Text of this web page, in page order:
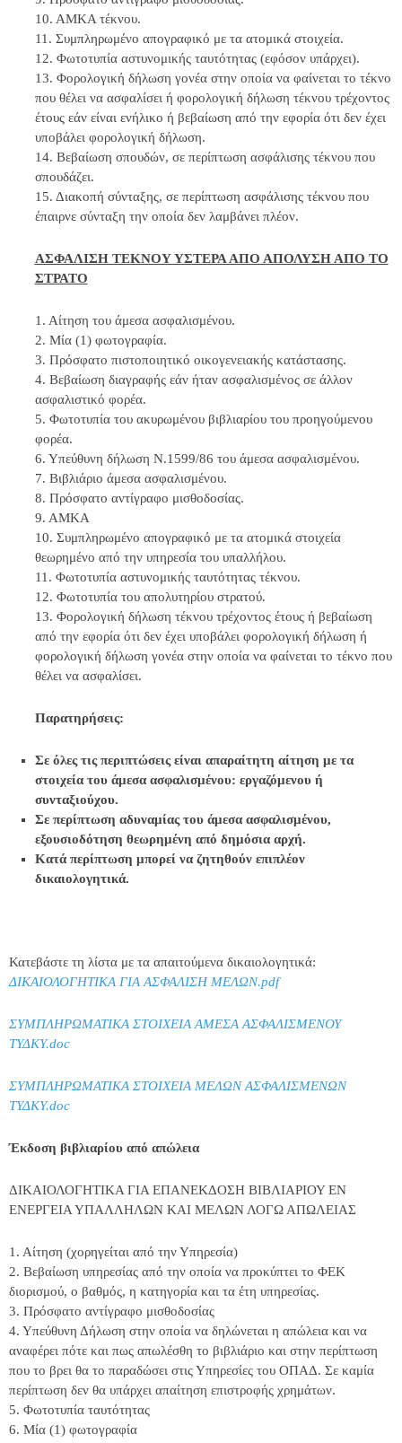
10. ΑΜΚΑ τέκνου.
11. Συμπληρωμένο απογραφικό με τα ατομικά στοιχεία.
12. Φωτοτυπία αστυνομικής ταυτότητας (εφόσον υπάρχει).
13. Φορολογική δήλωση γονέα στην οποία να φαίνεται το τέκνο
που θέλει να ασφαλίσει ή φορολογική δήλωση τέκνου τρέχοντος
έτους εάν είναι ενήλικο ή βεβαίωση από την εφορία ότι δεν έχει
υποβάλει φορολογική δήλωση.
14. Βεβαίωση σπουδών, σε περίπτωση ασφάλισης τέκνου που
σπουδάζει.
15. Διακοπή σύνταξης, σε περίπτωση ασφάλισης τέκνου που
έπαιρνε σύνταξη την οποία δεν λαμβάνει πλέον.
ΑΣΦΑΛΙΣΗ ΤΕΚΝΟΥ ΥΣΤΕΡΑ ΑΠΟ ΑΠΟΛΥΣΗ ΑΠΟ ΤΟ
ΣΤΡΑΤΟ
1. Αίτηση του άμεσα ασφαλισμένου.
2. Μία (1) φωτογραφία.
3. Πρόσφατο πιστοποιητικό οικογενειακής κατάστασης.
4. Βεβαίωση διαγραφής εάν ήταν ασφαλισμένος σε άλλον
ασφαλιστικό φορέα.
5. Φωτοτυπία του ακυρωμένου βιβλιαρίου του προηγούμενου
φορέα.
6. Υπεύθυνη δήλωση Ν.1599/86 του άμεσα ασφαλισμένου.
7. Βιβλιάριο άμεσα ασφαλισμένου.
8. Πρόσφατο αντίγραφο μισθοδοσίας.
9. ΑΜΚΑ
10. Συμπληρωμένο απογραφικό με τα ατομικά στοιχεία
θεωρημένο από την υπηρεσία του υπαλλήλου.
11. Φωτοτυπία αστυνομικής ταυτότητας τέκνου.
12. Φωτοτυπία του απολυτηρίου στρατού.
13. Φορολογική δήλωση τέκνου τρέχοντος έτους ή βεβαίωση
από την εφορία ότι δεν έχει υποβάλει φορολογική δήλωση ή
φορολογική δήλωση γονέα στην οποία να φαίνεται το τέκνο που
θέλει να ασφαλίσει.
Παρατηρήσεις:
Σε όλες τις περιπτώσεις είναι απαραίτητη αίτηση με τα
στοιχεία του άμεσα ασφαλισμένου: εργαζόμενου ή
συνταξιούχου.
Σε περίπτωση αδυναμίας του άμεσα ασφαλισμένου,
εξουσιοδότηση θεωρημένη από δημόσια αρχή.
Κατά περίπτωση μπορεί να ζητηθούν επιπλέον
δικαιολογητικά.
Κατεβάστε τη λίστα με τα απαιτούμενα δικαιολογητικά:
ΔΙΚΑΙΟΛΟΓΗΤΙΚΑ ΓΙΑ ΑΣΦΑΛΙΣΗ ΜΕΛΩΝ.pdf
ΣΥΜΠΛΗΡΩΜΑΤΙΚΑ ΣΤΟΙΧΕΙΑ ΑΜΕΣΑ ΑΣΦΑΛΙΣΜΕΝΟΥ
ΤΥΔΚΥ.doc
ΣΥΜΠΛΗΡΩΜΑΤΙΚΑ ΣΤΟΙΧΕΙΑ ΜΕΛΩΝ ΑΣΦΑΛΙΣΜΕΝΩΝ
ΤΥΔΚΥ.doc
Έκδοση βιβλιαρίου από απώλεια
ΔΙΚΑΙΟΛΟΓΗΤΙΚΑ ΓΙΑ ΕΠΑΝΕΚΔΟΣΗ ΒΙΒΛΙΑΡΙΟΥ ΕΝ
ΕΝΕΡΓΕΙΑ ΥΠΑΛΛΗΛΩΝ ΚΑΙ ΜΕΛΩΝ ΛΟΓΩ ΑΠΩΛΕΙΑΣ
1. Αίτηση (χορηγείται από την Υπηρεσία)
2. Βεβαίωση υπηρεσίας από την οποία να προκύπτει το ΦΕΚ
διορισμού, ο βαθμός, η κατηγορία και τα έτη υπηρεσίας.
3. Πρόσφατο αντίγραφο μισθοδοσίας
4. Υπεύθυνη Δήλωση στην οποία να δηλώνεται η απώλεια και να
αναφέρει πότε και πως απωλέσθη το βιβλιάριο και στην περίπτωση
που το βρει θα το παραδώσει στις Υπηρεσίες του ΟΠΑΔ. Σε καμία
περίπτωση δεν θα υπάρχει απαίτηση επιστροφής χρημάτων.
5. Φωτοτυπία ταυτότητας
6. Μία (1) φωτογραφία